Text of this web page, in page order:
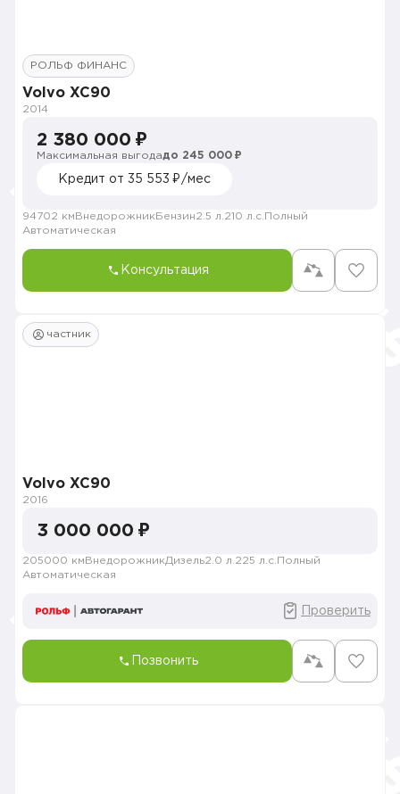
РОЛЬФ ФИНАНС
Volvo XC90
2014
2 380 000 ₽
Максимальная выгодадо 245 000 ₽
Кредит от 35 553 ₽/мес
94702 км Внедорожник Бензин2.5 л. 210 л.с. Полный
Автоматическая
Консультация
частник
Volvo XC90
2016
3 000 000 ₽
205000 км ВнедорожникДизель2.0 л. 225 л.с. Полный
Автоматическая
Проверить
Позвонить